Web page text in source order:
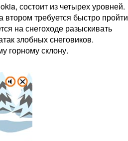
состоит из четырех уровней.
требуется быстро пройти
на снегоходе разыскивать
злобных снеговиков.
горному склону.